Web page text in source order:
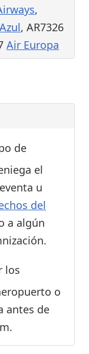
,
Azul, AR7326
Air Europa
de
el
u
del
a algún
los
o
antes de